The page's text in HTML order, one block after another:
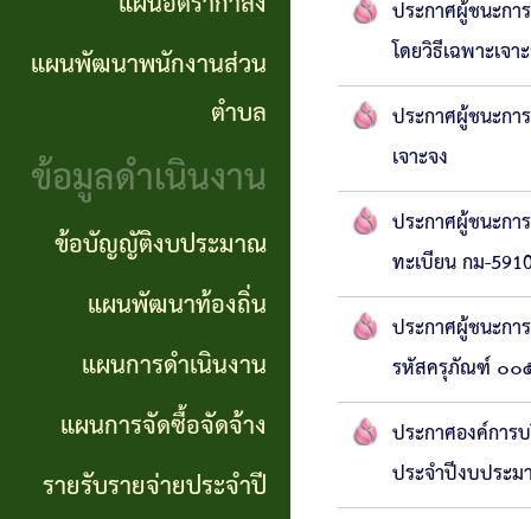
ซื้อ
จ้าง
ภาค
รัฐ
(e-
GP)
คู่มือ
การ
ราย
จ่าย
ประจำ
ปี
รายงาน
ผลการ
ดำเนิน
โครงสร้าง
องค์กร
/
กิจกรรม
การ
ประชุม
สภา
แผน
แผนพัฒนาพนักงานส่วน
ตำบล
ข้อมูลดำเนินงาน
ข้อบัญญัติงบประมาณ
แผนพัฒนาท้องถิ่น
แผนการดำเนินงาน
แผนการจัดซื้อจัดจ้าง
รายรับรายจ่ายประจำปี
ประกาศผู้ชนะก
โดยวิธีเฉพาะเจา
ประกาศผู้ชนะกา
เจาะจง
ประกาศผู้ชนะกา
ทะเบียน กม-
ประกาศผู้ชนะก
รหัสครุภัณฑ์ ๐๐
ประกาศองค์กา
ประจำปีงบประ